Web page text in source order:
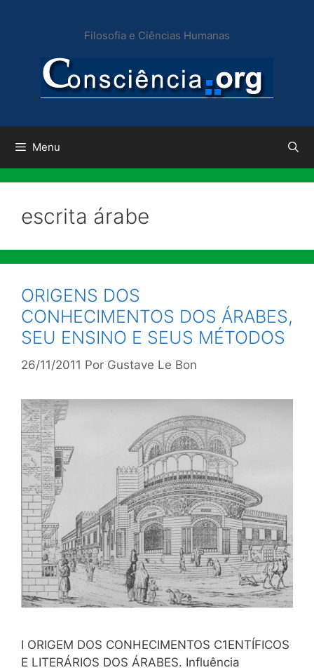
conteúdo
Filosofia e Ciências Humanas
Menu
escrita árabe
ORIGENS DOS
CONHECIMENTOS DOS ÁRABES,
SEU ENSINO E SEUS MÉTODOS
26/11/2011 Por Gustave Le Bon
I ORIGEM DOS CONHECIMENTOS C1ENTÍFICOS
E LITERÁRIOS DOS ÁRABES. Influência